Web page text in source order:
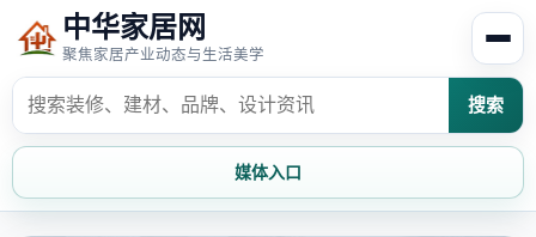
中华家居网
聚焦家居产业动态与生活美学
搜索
媒体入口